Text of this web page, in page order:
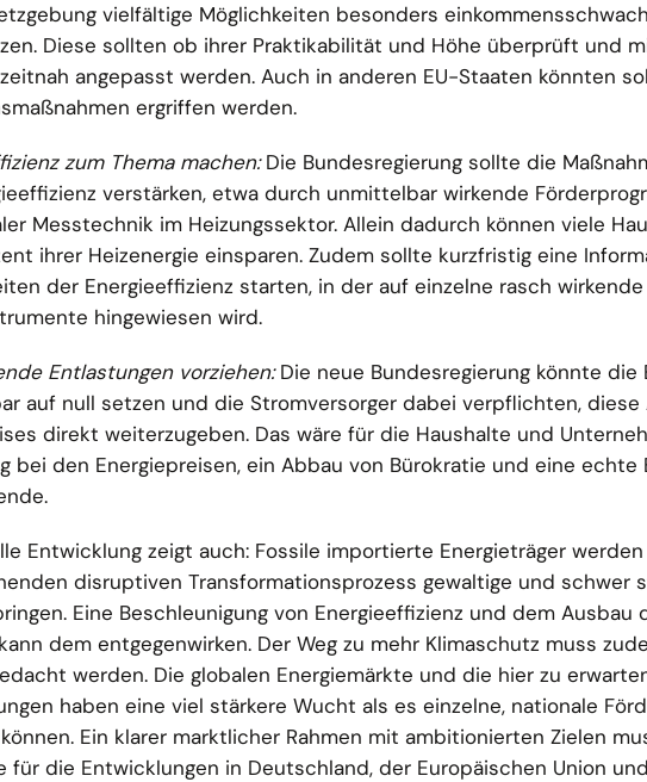
vielfältige Möglichkeiten besonders
Diese sollten ob ihrer Praktikabilität und Höhe überprüft und
angepasst werden. Auch in anderen EU-Staaten könnten
ergriffen werden.
zum Thema machen:Die Bundesregierung sollte die
verstärken, etwa durch unmittelbar wirkende
Messtechnik im Heizungssektor. Allein dadurch können viele
ihrer Heizenergie einsparen. Zudem sollte kurzfristig eine
der Energieeffizienz starten, in der auf einzelne rasch
hingewiesen wird.
Entlastungen vorziehen:Die neue Bundesregierung könnte die
auf null setzen und die Stromversorger dabei verpflichten, diese
direkt weiterzugeben. Das wäre für die Haushalte und
bei den Energiepreisen, ein Abbau von Bürokratie und eine echte
Entwicklung zeigt auch: Fossile importierte Energieträger
disruptiven Transformationsprozess gewaltige und schwer
Eine Beschleunigung von Energieeffizienz und dem Ausbau
dem entgegenwirken. Der Weg zu mehr Klimaschutz muss
werden. Die globalen Energiemärkte und die hier zu
haben eine viel stärkere Wucht als es einzelne, nationale
Ein klarer marktlicher Rahmen mit ambitionierten Zielen
für die Entwicklungen in Deutschland, der Europäischen Union